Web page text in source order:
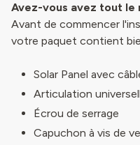
Avez-vous avez tout le
Avant de commencer
votre paquet contient
Solar Panel avec
Articulation
Écrou de serrage
Capuchon à vis de